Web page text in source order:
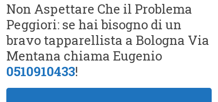
Non Aspettare Che il Problema
Peggiori: se hai bisogno di un
bravo tapparellista a Bologna Via
Mentana chiama Eugenio
0510910433!